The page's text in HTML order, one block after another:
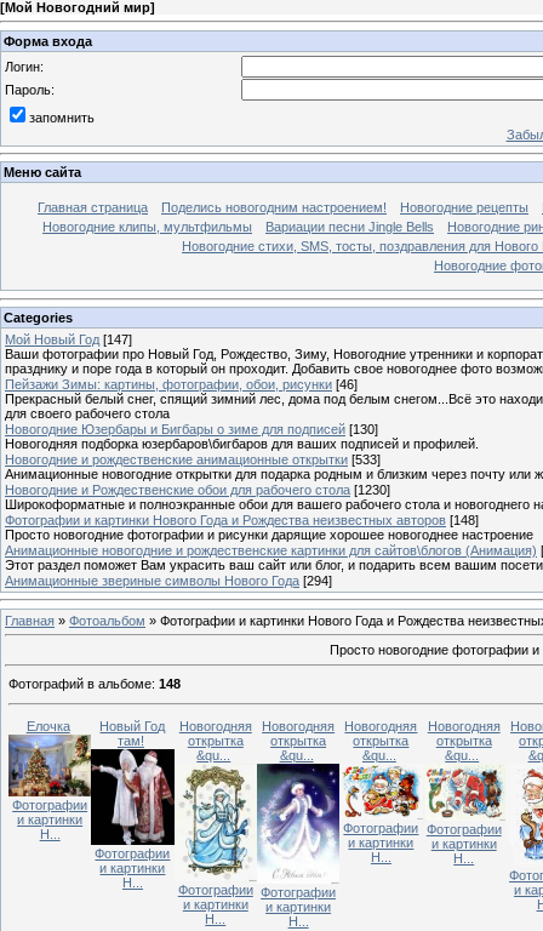
[Мой Новогодний мир]
Форма входа
Логин:
Пароль:
запомнить
Меню сайта
Главная страница Поделись новогодним настроением! Новогодние рецепты
Новогодние клипы, мультфильмы
Вариации песни Jingle Bells
Новогодние
Новогодние стихи, SMS, тосты, поздравления для
Новогодние
Categories
Мой Новый Год [147]
Ваши фотографии про Новый Год, Рождество, Зиму, Новогодние утренники и
празднику и поре года в который он проходит. Добавить свое новогоднее фото
Пейзажи Зимы: картины, фотографии, обои, рисунки [46]
Прекрасный белый снег, спящий зимний лес, дома под белым снегом...Всё это
для своего рабочего стола
Новогодние Юзербары и Бигбары о зиме для подписей [130]
Новогодняя подборка юзербаров\бигбаров для ваших подписей и профилей.
Новогодние и рождественские анимационные открытки [533]
Анимационные новогодние открытки для подарка родным и близким через почту или
Новогодние и Рождественские обои для рабочего стола [1230]
Широкоформатные и полноэкранные обои для вашего рабочего стола и новогоднего
Фотографии и картинки Нового Года и Рождества неизвестных авторов [148]
Просто новогодние фотографии и рисунки дарящие хорошее новогоднее настроение
Анимационные новогодние и рождественские картинки для сайтов\блогов (Анимация)
Этот раздел поможет Вам украсить ваш сайт или блог, и подарить всем вашим
Анимационные звериные символы Нового Года [294]
Главная » Фотоальбом » Фотографии и картинки Нового Года и Рождества
Просто новогодние фотографии
Фотографий в альбоме: 148
Елочка
Фотографии
и картинки
Н...
Новый Год
там!
Фотографии
и картинки
Н...
Новогодняя
открытка
&qu...
Фотографии
и картинки
Н...
Новогодняя
открытка
&qu...
Фотографии
и картинки
Н...
Новогодняя
открытка
&qu...
Фотографии
и картинки
Н...
Новогодняя
открытка
&qu...
Фотографии
и картинки
Н...
и